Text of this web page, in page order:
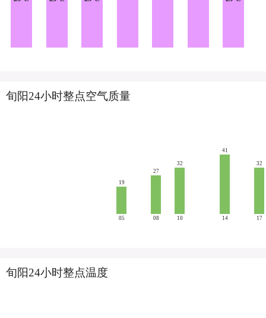
旬阳24小时整点空气质量
19
05
27
08
32
10
41
14
32
17
旬阳24小时整点温度